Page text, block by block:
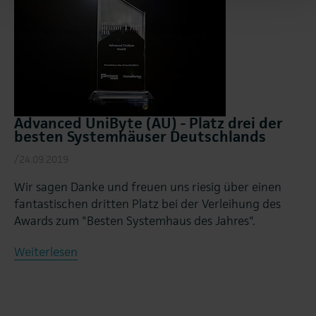
Advanced UniByte (AU) - Platz drei der
besten Systemhäuser Deutschlands
/24.09.2019
Wir sagen Danke und freuen uns riesig über einen
fantastischen dritten Platz bei der Verleihung des
Awards zum "Besten Systemhaus des Jahres".
Weiterlesen